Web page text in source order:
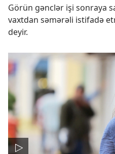
Görün gənclər işi sonraya
vaxtdan səmərəli istifadə
deyir.